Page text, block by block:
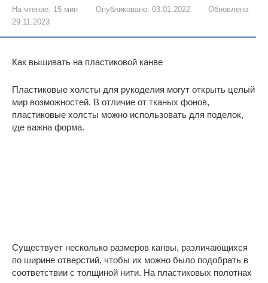
На чтение: 15 мин Опубликовано: 03.01.2022
Обновлено:
29.11.2023
Как вышивать на пластиковой канве
Пластиковые холсты для рукоделия могут открыть целый
мир возможностей. В отличие от тканых фонов,
пластиковые холсты можно использовать для поделок,
где важна форма.
Существует несколько размеров канвы, различающихся
по ширине отверстий, чтобы их можно было подобрать в
соответствии с толщиной нити. На пластиковых полотнах